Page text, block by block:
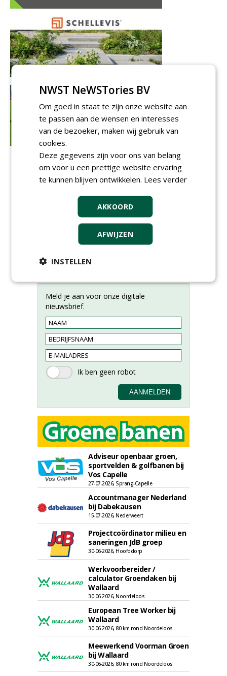
Meld je aan voor onze digitale
nieuwsbrief.
Adviseur openbaar groen,
sportvelden & golfbanen bij
Vos Capelle
27-07-2026, Sprang-Capelle
Accountmanager Nederland
bij Dabekausen
15-07-2026, Nederweert
Projectcoördinator milieu en
saneringen JdB groep
30-06-2026, Hoofddorp
Werkvoorbereider /
calculator Groendaken bij
Wallaard
30-06-2026, Noordeloos
European Tree Worker bij
Wallaard
30-06-2026, 80 km rond Noordeloos
Meewerkend Voorman Groen
bij Wallaard
30-06-2026, 80 km rond Noordeloos
NWST NeWSTories BV
Om goed in staat te zijn onze website aan
te passen aan de wensen en interesses
van de bezoeker, maken wij gebruik van
cookies.
Deze gegevens zijn voor ons van belang
om voor u een prettige website ervaring
te kunnen blijven ontwikkelen. Lees verder
AKKOORD
AFWIJZEN
INSTELLEN